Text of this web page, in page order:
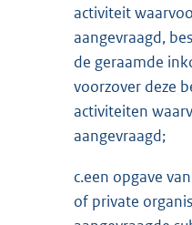
activiteit
aangevraagd,
de geraamde
voorzover deze
activiteiten
aangevraagd;
c.een opgave
of private